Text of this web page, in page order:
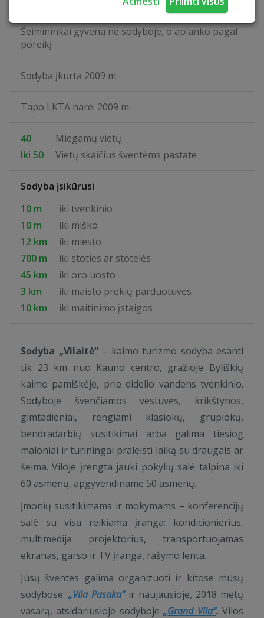
Šeimininkai gyvena ne sodyboje, o aplanko pagal
poreikį
Sodyba įkurta 2009 m.
Tapo LKTA nare: 2009 m.
40
Miegamų vietų
Iki 50
Vietų skaičius šventėms pastate
Sodyba įsikūrusi
10 m
iki tvenkinio
10 m
iki miško
12 km
iki miesto
700 m
iki stoties ar stotelės
45 km
iki oro uosto
3 km
iki maisto prekių parduotuvės
10 km
iki maitinimo įstaigos
Sodyba „Vilaitė“– kaimo turizmo sodyba esanti
tik 23 km nuo Kauno centro, gražioje Byliškių
kaimo pamiškėje, prie didelio vandens tvenkinio.
Sodyboje švenčiamos vestuvės, krikštynos,
gimtadieniai, rengiami klasiokų, grupiokų,
bendradarbių susitikimai arba galima tiesiog
maloniai ir turiningai praleisti laiką su draugais ar
šeima. Viloje įrengta jauki pokylių salė talpina iki
60 asmenų, apgyvendiname 50 asmenų.
Įmonių susitikimams ir mokymams – konferencijų
salė su visa reikiama įranga: kondicionierius,
multimedija projektorius, transportuojamas
ekranas, garso ir TV įranga, rašymo lenta.
Jūsų šventes galima organizuoti ir kitose mūsų
sodybose: „Vila Pasaka” ir naujausioje, 2018 metų
vasarą, atsidariusioje sodyboje „Grand Vila”. Vilos